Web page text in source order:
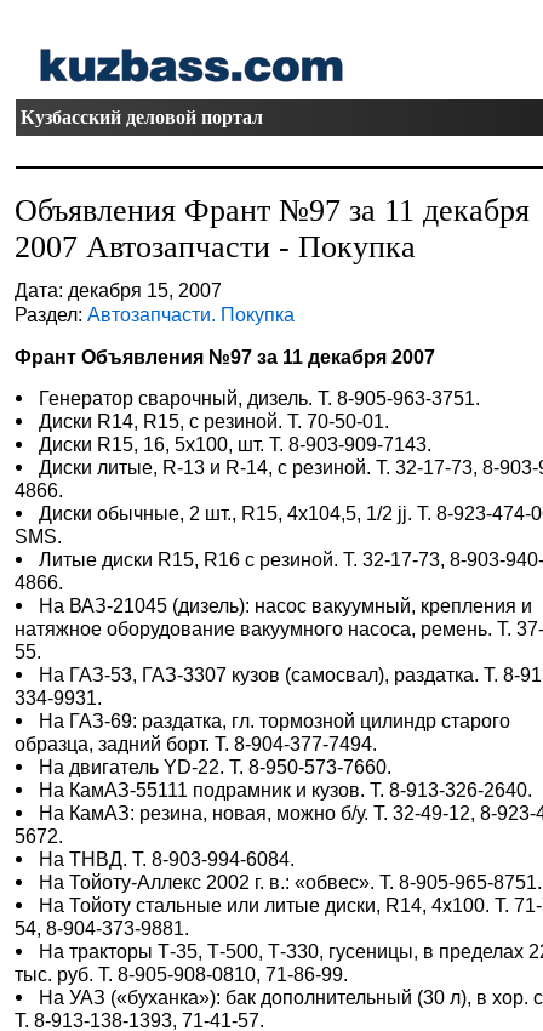
Кузбасский деловой портал
Объявления Франт №97 за 11 декабря
2007 Автозапчасти - Покупка
Дата: декабря 15, 2007
Раздел:Автозапчасти. Покупка
Франт Объявления №97 за 11 декабря 2007
Генератор сварочный, дизель. Т. 8-905-963-3751.
Диски R14, R15, с резиной. Т. 70-50-01.
Диски R15, 16, 5х100, шт. Т. 8-903-909-7143.
Диски литые, R-13 и R-14, с резиной. Т. 32-17-73, 8-
4866.
Диски обычные, 2 шт., R15, 4х104,5, 1/2 jj. Т. 8-923-474-
SMS.
Литые диски R15, R16 с резиной. Т. 32-17-73, 8-903-
4866.
На ВАЗ-21045 (дизель): насос вакуумный, крепления и
натяжное оборудование вакуумного насоса, ремень. Т.
55.
На ГАЗ-53, ГАЗ-3307 кузов (самосвал), раздатка. Т. 8-
334-9931.
На ГАЗ-69: раздатка, гл. тормозной цилиндр старого
образца, задний борт. Т. 8-904-377-7494.
На двигатель YD-22. Т. 8-950-573-7660.
На КамАЗ-55111 подрамник и кузов. Т. 8-913-326-2640.
На КамАЗ: резина, новая, можно б/у. Т. 32-49-12, 8-923-
5672.
На ТНВД. Т. 8-903-994-6084.
На Тойоту-Аллекс 2002 г. в.: «обвес». Т. 8-905-965-8751.
На Тойоту стальные или литые диски, R14, 4х100. Т.
54, 8-904-373-9881.
На тракторы Т-35, Т-500, Т-330, гусеницы, в пределах
тыс. руб. Т. 8-905-908-0810, 71-86-99.
На УАЗ («буханка»): бак дополнительный (30 л), в хор.
Т. 8-913-138-1393, 71-41-57.